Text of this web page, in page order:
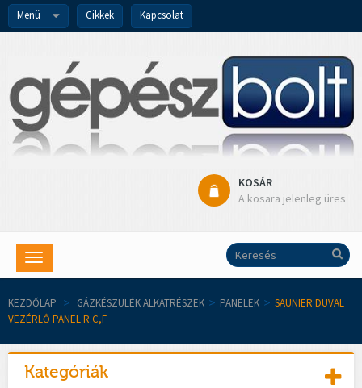
Menü Cikkek Kapcsolat
KOSÁR
A kosara jelenleg üres
Toggle
navigation
KEZDŐLAP > GÁZKÉSZÜLÉK ALKATRÉSZEK > PANELEK > SAUNIER DUVAL
VEZÉRLŐ PANEL R.C,F
Kategóriák